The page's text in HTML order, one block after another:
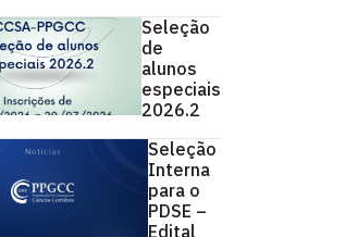
Seleção
de
alunos
especiais
2026.2
Seleção
Interna
para o
PDSE –
Edital